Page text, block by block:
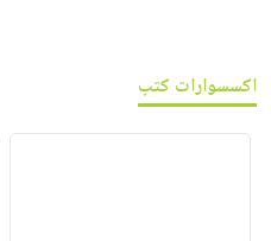
اكسسوارات كتب